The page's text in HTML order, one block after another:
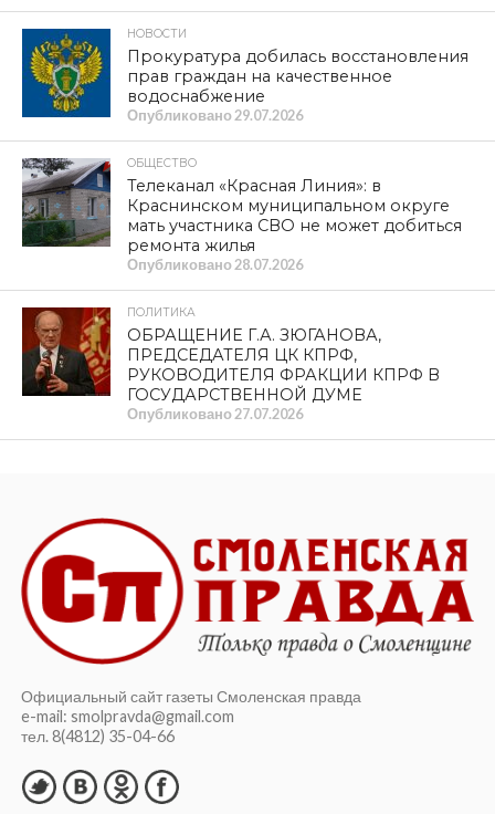
НОВОСТИ
Прокуратура добилась восстановления
прав граждан на качественное
водоснабжение
Опубликовано 29.07.2026
ОБЩЕСТВО
Телеканал «Красная Линия»: в
Краснинском муниципальном округе
мать участника СВО не может добиться
ремонта жилья
Опубликовано 28.07.2026
ПОЛИТИКА
ОБРАЩЕНИЕ Г.А. ЗЮГАНОВА,
ПРЕДСЕДАТЕЛЯ ЦК КПРФ,
РУКОВОДИТЕЛЯ ФРАКЦИИ КПРФ В
ГОСУДАРСТВЕННОЙ ДУМЕ
Опубликовано 27.07.2026
Официальный сайт газеты Смоленская правда
e-mail: smolpravda@gmail.com
тел. 8(4812) 35-04-66